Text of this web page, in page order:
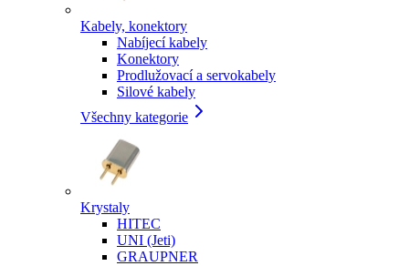
Kabely, konektory
Nabíjecí kabely
Konektory
Prodlužovací a servokabely
Silové kabely
Všechny kategorie
Krystaly
HITEC
UNI (Jeti)
GRAUPNER